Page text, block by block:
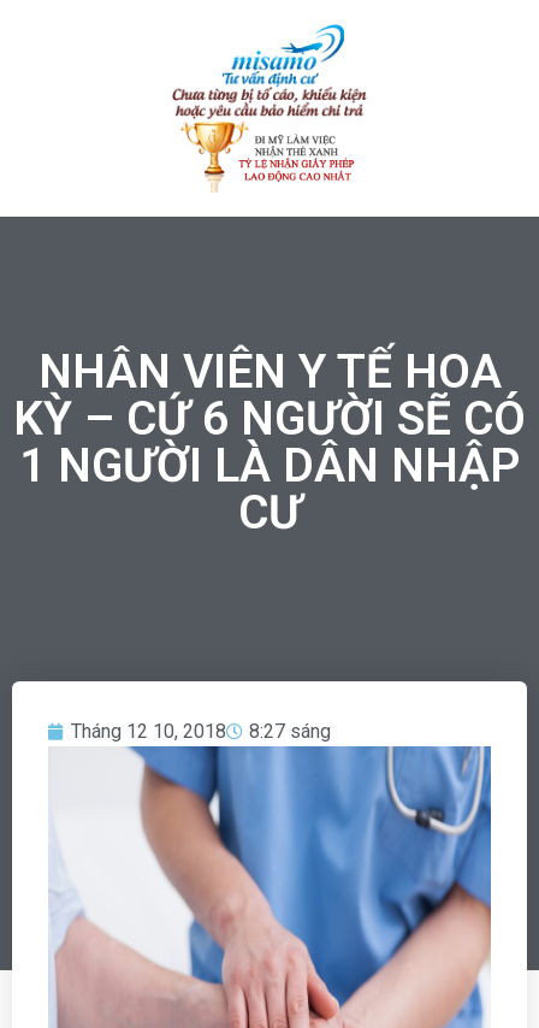
NHÂN VIÊN Y TẾ HOA
KỲ – CỨ 6 NGƯỜI SẼ CÓ
1 NGƯỜI LÀ DÂN NHẬP
CƯ
Tháng 12 10, 2018 8:27 sáng